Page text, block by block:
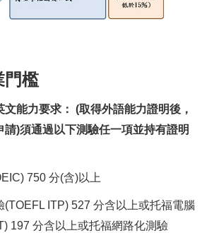
第一階段：修課（包含必修6學分、必選3學
門檻
文能力要求： (取得外語能力證明後，
請)須通過以下測驗任一項並持有證明
750 分(含)以上
(TOEFL ITP) 527 分含以上或托福電腦
197 分含以上或托福網路化測驗